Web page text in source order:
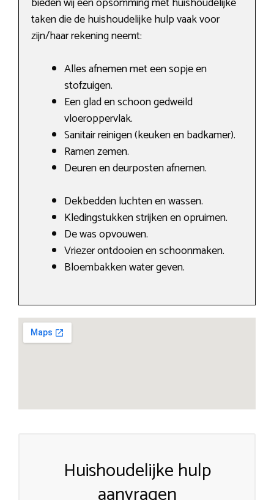
taken die de huishoudelijke hulp vaak voor
zijn/haar rekening neemt:
Alles afnemen met een sopje en
stofzuigen.
Een glad en schoon gedweild
vloeroppervlak.
Sanitair reinigen (keuken en badkamer).
Ramen zemen.
Deuren en deurposten afnemen.
Dekbedden luchten en wassen.
Kledingstukken strijken en opruimen.
De was opvouwen.
Vriezer ontdooien en schoonmaken.
Bloembakken water geven.
Huishoudelijke hulp